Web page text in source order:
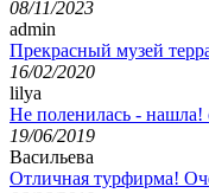
08/11/2023
admin
Прекрасный музей
16/02/2020
lilya
Не поленилась - нашла!
19/06/2019
Васильева
Отличная турфирма!